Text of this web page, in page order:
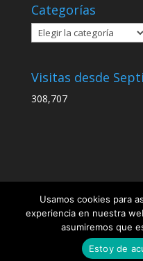
Categorías
Categorías
Visitas desde
308,707
Webmaster:Javier
Usamos cookies para
experiencia en nuestra
asumiremos que
Estoy de